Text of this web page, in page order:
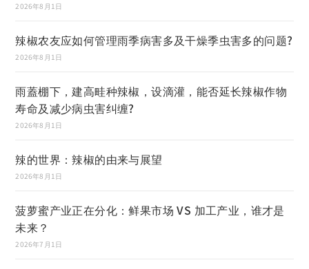
2026年8月1日
辣椒农友应如何管理雨季病害多及干燥季虫害多的问题?
2026年8月1日
雨蓋棚下，建高畦种辣椒，设滴灌，能否延长辣椒作物
寿命及减少病虫害纠缠?
2026年8月1日
辣的世界：辣椒的由来与展望
2026年8月1日
菠萝蜜产业正在分化：鲜果市场 VS 加工产业，谁才是
未来？
2026年7月1日